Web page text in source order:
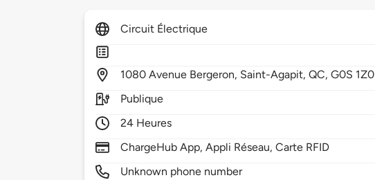
Circuit Électrique
1080Avenue Bergeron, Saint-Agapit,QC,G0S 1Z0
Publique
24 Heures
ChargeHub App, Appli Réseau, Carte RFID
Unknown phone number